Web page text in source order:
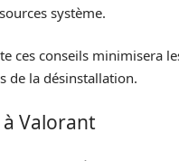
système.
ces conseils minimisera
de la désinstallation.
Valorant